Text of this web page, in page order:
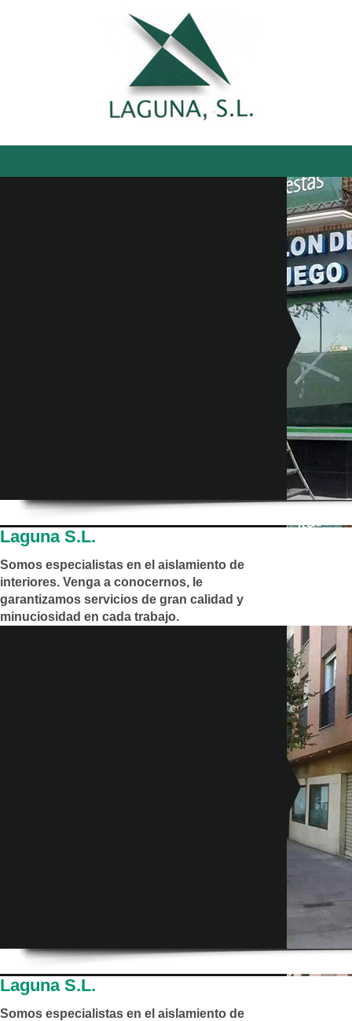
Laguna S.L.
Somos especialistas en el aislamiento de
interiores. Venga a conocernos, le
garantizamos servicios de gran calidad y
minuciosidad en cada trabajo.
Laguna S.L.
Somos especialistas en el aislamiento de